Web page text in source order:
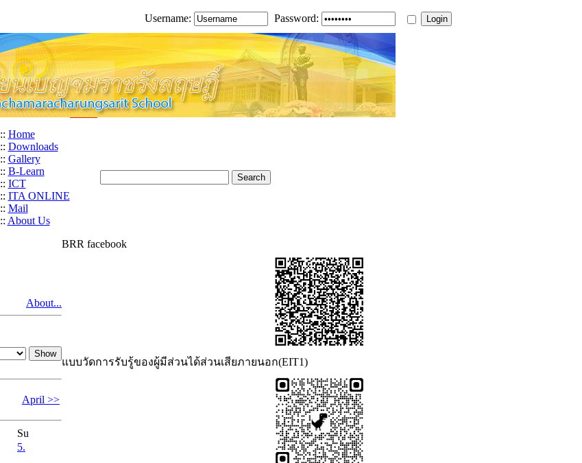
Username: Password:
:: Home
:: Downloads
:: Gallery
:: B-Learn
:: ICT
:: ITA ONLINE
:: Mail
:: About Us
About...
April >>
Su
5.
BRR facebook
แบบวัดการรับรู้ของผู้มีส่วนได้ส่วนเสียภายนอก(EIT1)